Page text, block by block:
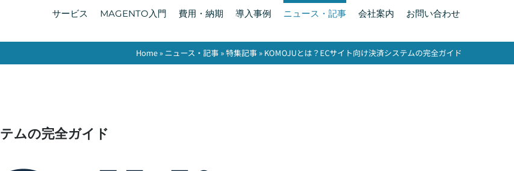
サービス MAGENTO入門 費用・納期 導入事例 ニュース・記事 会社案内 お問い合わせ
Home » ニュース・記事 »特集記事 » KOMOJUとは？ECサイト向け決済システムの完全ガイド
ムの完全ガイド